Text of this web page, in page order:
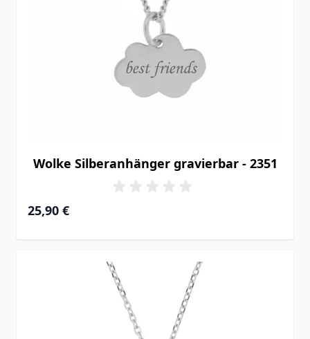
Wolke Silberanhänger gravierbar - 2351
25,90 €